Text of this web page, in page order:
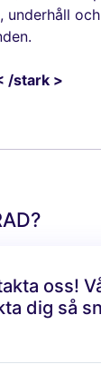
underhåll
/stark >
oss!
dig så